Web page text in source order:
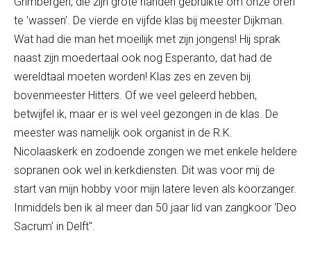
te 'wassen'. De vierde en vijfde klas bij meester Dijkman.
Wat had die man het moeilijk met zijn jongens! Hij sprak
naast zijn moedertaal ook nog Esperanto, dat had de
wereldtaal moeten worden! Klas zes en zeven bij
bovenmeester Hitters. Of we veel geleerd hebben,
betwijfel ik, maar er is wel veel gezongen in de klas. De
meester was namelijk ook organist in de R.K.
Nicolaaskerk en zodoende zongen we met enkele heldere
sopranen ook wel in kerkdiensten. Dit was voor mij de
start van mijn hobby voor mijn latere leven als koorzanger.
Inmiddels ben ik al meer dan 50 jaar lid van zangkoor 'Deo
Sacrum' in Delft".